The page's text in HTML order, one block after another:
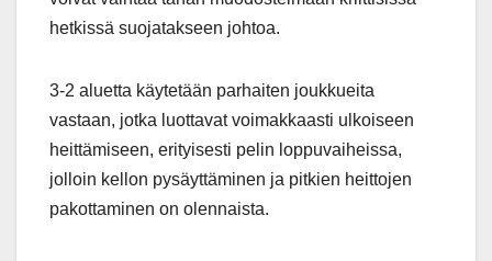
hetkissä suojatakseen johtoa.
3-2 aluetta käytetään parhaiten joukkueita
vastaan, jotka luottavat voimakkaasti ulkoiseen
heittämiseen, erityisesti pelin loppuvaiheissa,
jolloin kellon pysäyttäminen ja pitkien heittojen
pakottaminen on olennaista.